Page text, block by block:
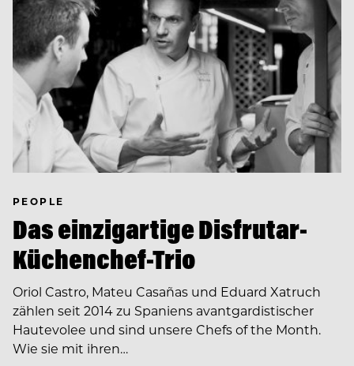
PEOPLE
Das einzigartige Disfrutar-
Küchenchef-Trio
Oriol Castro, Mateu Casañas und Eduard Xatruch
zählen seit 2014 zu Spaniens avantgardistischer
Hautevolee und sind unsere Chefs of the Month.
Wie sie mit ihren…